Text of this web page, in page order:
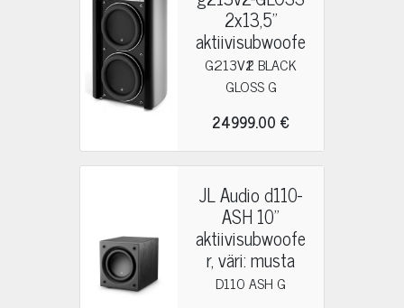
2x13,5"
aktiivisubwoofe
r
G213V2 BLACK
GLOSS G
24999.00 €
JL Audio d110-
ASH 10"
aktiivisubwoofe
r, väri: musta
D110 ASH G